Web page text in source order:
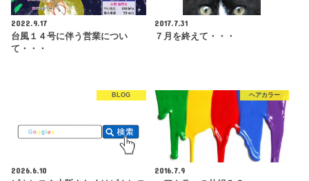
2022.9.17
台風１４号に伴う営業につい
て・・・
2017.7.31
７月を終えて・・・
BLOG
2026.6.10
ヘアカラー
2016.7.9